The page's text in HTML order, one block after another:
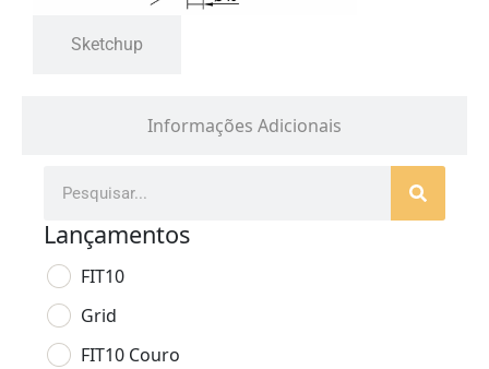
Informações Adicionais
Sketchup
Lançamentos
FIT10
Grid
FIT10 Couro